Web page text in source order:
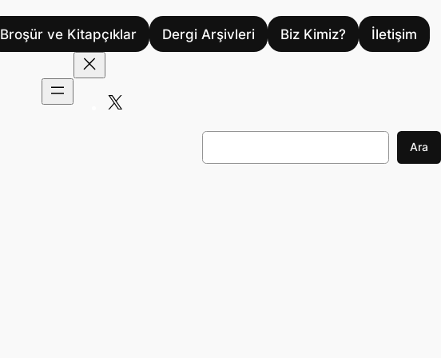
Broşür ve Kitapçıklar Dergi Arşivleri Biz Kimiz? İletişim
A
Ara